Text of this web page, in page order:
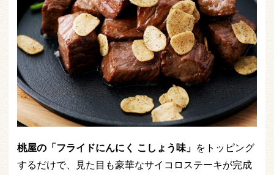
桃屋の「フライドにんにく こしょう味」 をトッピング
するだけで、見た目も豪華なサイコロステーキが完成